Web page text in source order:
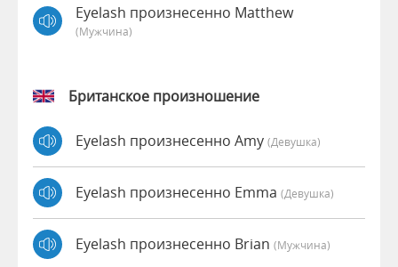
Eyelash произнесенно Matthew
(мужчина)
Британское произношение
Eyelash произнесенно Amy (девушка)
Eyelash произнесенно Emma (девушка)
Eyelash произнесенно Brian (мужчина)